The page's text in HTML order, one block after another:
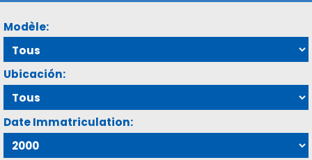
Modèle:
Ubicación:
Date Immatriculation: